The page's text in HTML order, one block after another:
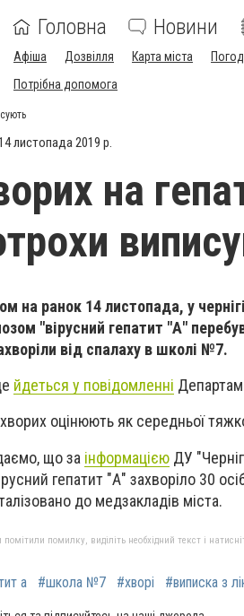
Головна Новини
Афіша Дозвілля Карта міста
Потрібна допомога
листопада 2019 р.
на
на ранок 14 листопада, у
"вірусний гепатит "А"
від спалаху в школі №7.
йдеться у повідомленні
оцінюють як середньої
що за інформацією ДУ
гепатит "А" захворіло 30
до медзакладів міста.
помилку, виділіть необхідний текст і
а #школа №7 #хворі #виписка з